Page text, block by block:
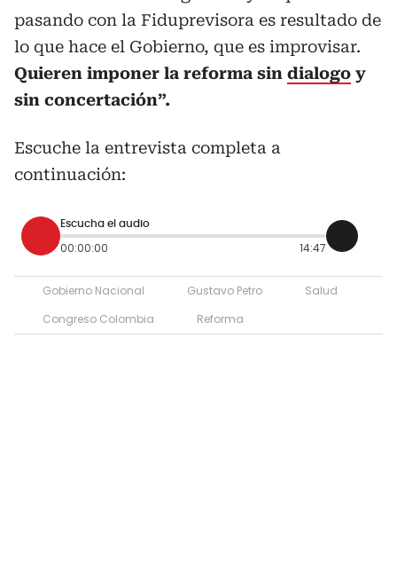
pasando con la Fiduprevisora es resultado de
lo que hace el Gobierno, que es improvisar.
Quieren imponer la reforma sin dialogo y
sin concertación”.
Escuche la entrevista completa a
continuación:
Escucha el audio
00:00:00 14:47
Gobierno Nacional Gustavo Petro
Salud
Congreso Colombia
Reforma